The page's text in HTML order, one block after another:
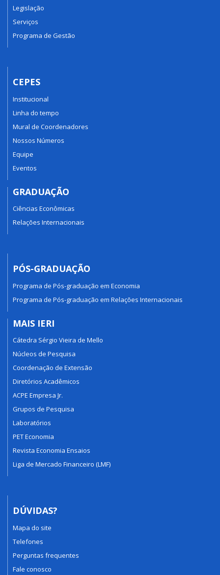
Legislação
Serviços
Programa de Gestão
CEPES
Institucional
Linha do tempo
Mural de Coordenadores
Nossos Números
Equipe
Eventos
GRADUAÇÃO
Ciências Econômicas
Relações Internacionais
PÓS-GRADUAÇÃO
Programa de Pós-graduação em Economia
Programa de Pós-graduação em Relações Internacionais
MAIS IERI
Cátedra Sérgio Vieira de Mello
Núcleos de Pesquisa
Coordenação de Extensão
Diretórios Acadêmicos
ACPE Empresa Jr.
Grupos de Pesquisa
Laboratórios
PET Economia
Revista Economia Ensaios
Liga de Mercado Financeiro (LMF)
DÚVIDAS?
Mapa do site
Telefones
Perguntas frequentes
Fale conosco